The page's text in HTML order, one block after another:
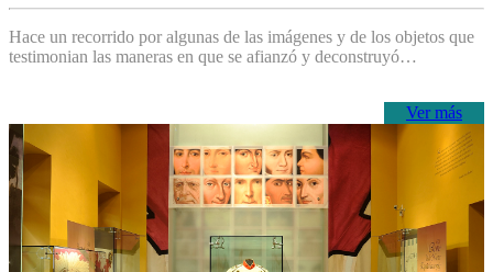
Hace un recorrido por algunas de las imágenes y de los objetos que
testimonian las maneras en que se afianzó y deconstruyó…
Ver más